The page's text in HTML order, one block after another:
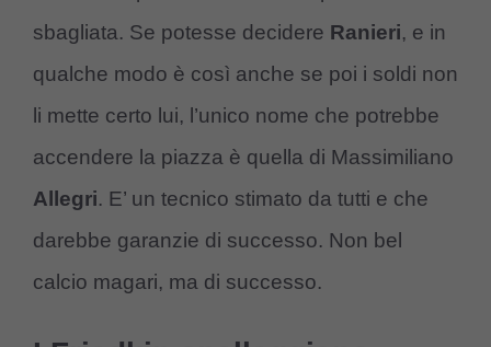
sbagliata. Se potesse decidere Ranieri, e in
qualche modo è così anche se poi i soldi non
li mette certo lui, l’unico nome che potrebbe
accendere la piazza è quella di Massimiliano
Allegri. E’ un tecnico stimato da tutti e che
darebbe garanzie di successo. Non bel
calcio magari, ma di successo.